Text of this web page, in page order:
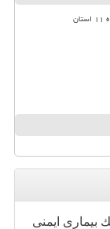
بیماری ایمنی